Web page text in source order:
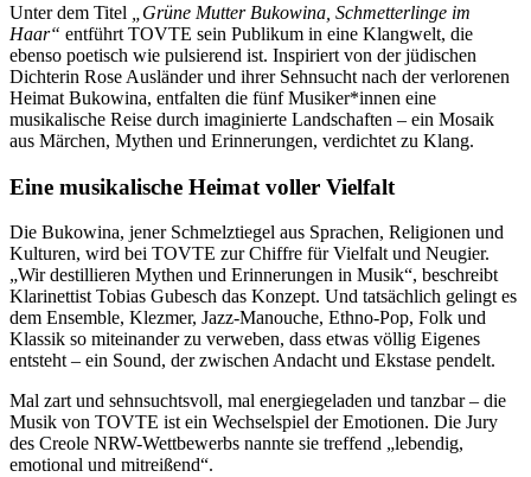
Unter dem Titel
„Grüne Mutter Bukowina, Schmetterlinge im
Haar“ entführt TOVTE sein Publikum in eine Klangwelt, die
ebenso poetisch wie pulsierend ist. Inspiriert von der jüdischen
Dichterin Rose Ausländer und ihrer Sehnsucht nach der verlorenen
Heimat Bukowina, entfalten die fünf Musiker*innen eine
musikalische Reise durch imaginierte Landschaften – ein Mosaik
aus Märchen, Mythen und Erinnerungen, verdichtet zu Klang.
Eine musikalische Heimat voller Vielfalt
Die Bukowina, jener Schmelztiegel aus Sprachen, Religionen und
Kulturen, wird bei TOVTE zur Chiffre für Vielfalt und Neugier.
„Wir destillieren Mythen und Erinnerungen in Musik“, beschreibt
Klarinettist Tobias Gubesch das Konzept. Und tatsächlich gelingt es
dem Ensemble, Klezmer, Jazz-Manouche, Ethno-Pop, Folk und
Klassik so miteinander zu verweben, dass etwas völlig Eigenes
entsteht – ein Sound, der zwischen Andacht und Ekstase pendelt.
Mal zart und sehnsuchtsvoll, mal energiegeladen und tanzbar – die
Musik von TOVTE ist ein Wechselspiel der Emotionen. Die Jury
des Creole NRW-Wettbewerbs nannte sie treffend „lebendig,
emotional und mitreißend“.